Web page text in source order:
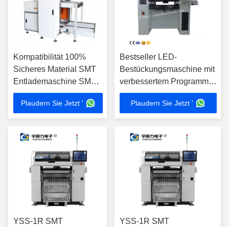
Kompatibilität 100%
Sicheres Material SMT
Entlademaschine SMT
Förderer für SMT
Produktionslinie
Plaudern Sie Jetzt '
Bestseller LED-
Bestückungsmaschine mit
verbessertem Programm
8-Kopf-LED-
Bestückungsmaschine
Neueste LED-Licht-
Plaudern Sie Jetzt '
YSS-1R SMT
YSS-1R SMT